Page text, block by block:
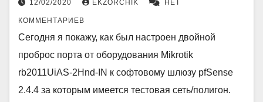
12/02/2020 EKZORCHIK НЕТ
КОММЕНТАРИЕВ
Сегодня я покажу, как был настроен двойной
проброс порта от оборудования Mikrotik
rb2011UiAS-2Hnd-IN к софтовому шлюзу pfSense
2.4.4 за которым имеется тестовая сеть/полигон.